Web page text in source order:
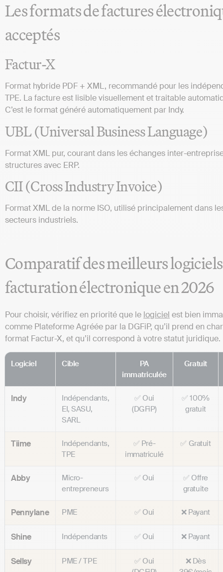
Les formats de factures
acceptés
Factur-X
Format hybride PDF + XML, recommandé pour les
TPE. La facture est lisible visuellement et traitable
C’est le format généré automatiquement par Indy.
UBL (Universal Business Language)
Format XML pur, courant dans les échanges inter-
structures avec ERP.
CII (Cross Industry Invoice)
Format XML de la norme ISO, utilisé principalement dans
secteurs industriels.
Comparatif des meilleurs
facturation électronique en 2026
Pour choisir, vérifiez en priorité que le logiciel est bien
comme Plateforme Agréée par la DGFiP, qu’il prend en
format Factur-X, et qu’il correspond à votre statut juridique.
Logiciel Cible
PA
immatriculée
Gratuit
Indy
Indépendants,
EI, SASU,
SARL
✅ Oui
(DGFiP)
✅ 100%
gratuit
Tiime
Indépendants,
TPE
✅ Pré-
immatriculé
✅ Gratuit
Abby
Micro-
entrepreneurs
✅ Oui
✅ Offre
gratuite
Pennylane PME ✅ Oui ❌ Payant
Shine Indépendants ✅ Oui ❌ Payant
Sellsy PME / TPE
✅ Oui
❌ Dès